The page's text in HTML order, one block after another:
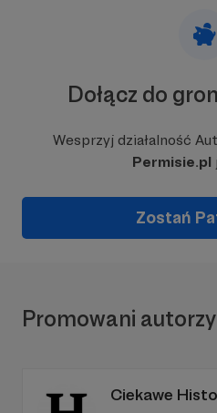
Dołącz do
Wesprzyj działalność
Permisie.pl
Zostań
Promowani autorzy
Ciekawe